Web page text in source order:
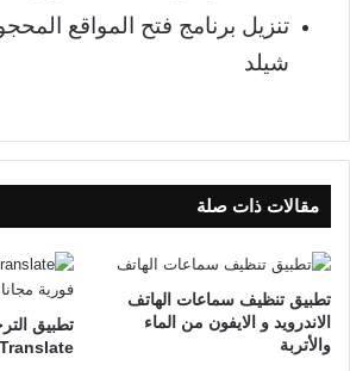
تنزيل برنامج فتح المواقع
شيلد
مقالات ذات صلة
تطبيق تنظيف سماعات الهاتف
الاندرويد و الايفون من الماء
والأتربة
تطبيق